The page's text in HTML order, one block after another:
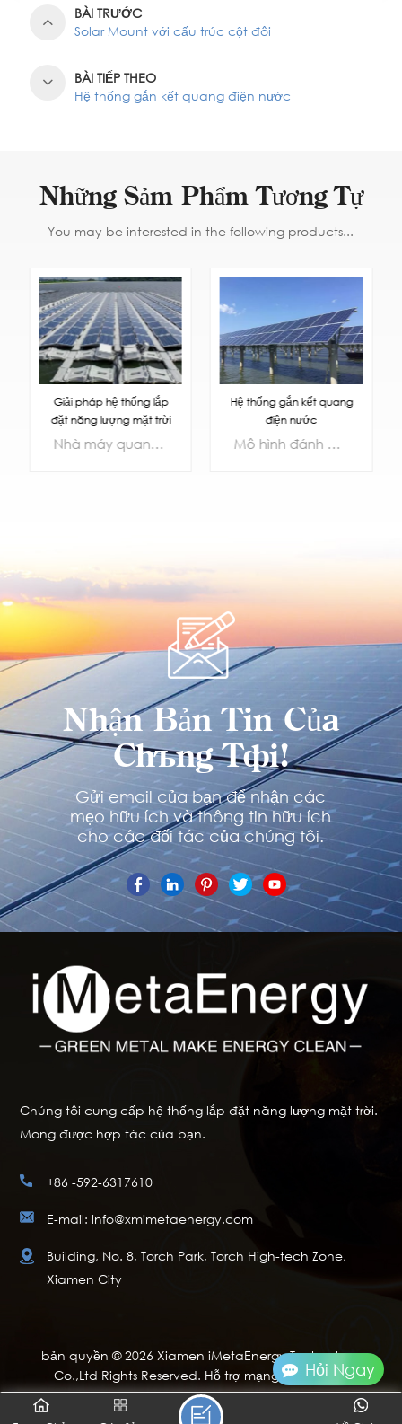
Hỏi Ngay
BÀI TRƯỚC
Solar Mount với cấu trúc cột đôi
BÀI TIẾP THEO
Hệ thống gắn kết quang điện nước
Những Sảm Phẩm Tương Tự
You may be interested in the following products...
Giải pháp hệ thống lắp
đặt năng lượng mặt trời
nổi
Nhà máy quang điện nổi chủ yếu là sử dụng ao, hồ vừa và nhỏ, hồ chứa, hồ chứa, khu vực sụt lún khai thác than do nền nước hình thành để làm nổi các mô-đun quang điện trên mặt nước để phát điện.
TÌM HIỂU
Hệ thống gắn kết quang
điện nước
Mô hình đánh cá bổ sung và ánh sáng phản ánh sự cùng tồn tại hài hòa của con người và thiên nhiên, mô hình phát triển chuyên sâu “trên phát điện, dưới nuôi cá” và “một tài nguyên, hai ngành” được hình thành bởi mô hình này không cần chiếm đất nông nghiệp, đất công nghiệp và đất ở, cải thiện đáng kể giá trị kinh tế của đất trên một đơn vị diện tích và thực hiện nhiều lợi ích xã hội, lợi ích kinh tế và lợi ích môi trường.
Nhận Bản Tin Của
Chúng Tôi!
Gửi email của bạn để nhận các
mẹo hữu ích và thông tin hữu ích
cho các đối tác của chúng tôi.
Chúng tôi cung cấp hệ thống lắp đặt năng lượng mặt trời.
Mong được hợp tác của bạn.
+86 -592-6317610
E-mail: info@xmimetaenergy.com
Building, No. 8, Torch Park, Torch High-tech Zone,
Xiamen City
bản quyền © 2026 Xiamen iMetaEnergy Technology
Co.,Ltd Rights Reserved. Hỗ trợ mạng IPv6